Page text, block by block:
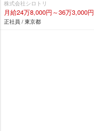
株式会社シロトリ
月給24万8,000円～36万3,000円
正社員 / 東京都